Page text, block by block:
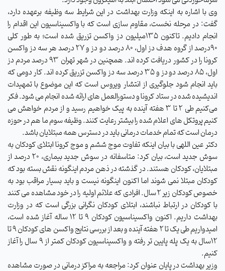
وی با اشاره به اینکه وزارت بهداشت در این شرایط سه وظیفه برعهده دارد،
گفت: در مرحله نخست، مقاوم سازی است که با واکسیناسیون این اقدام را
انجام دادیم. تاکنون 135میلیون دز واکسن تزریق شده است؛ به طور کلی
90درصد از گروه هدف دز اول، 80 درصد دو دز و 27 درصد هر سه دز واکسن
کرونا را در کشور دریافت کرده اند. همچنین در شهر تهران 93 درصد مردم دز
اول، 85 درصد دو دز و 35 درصد سه دز واکسن تزریق کرده اند. کار دومی که
باید انجام شود جلوگیری از انتشار ویروس است که این موضوع با تمهیدات
اندیشیده شده در ستاد کرونا و دستورالعمل های ارائه شده انجام می شود. فکر
می‌کنیم طی 2 تا 3 هفته آینده به پیک خواهیم رسید و از مردم خواهش می
کنیم پروتکل های اعلام شده را بیشتر رعایت کنند. وظیفه سوم ما هم در حوزه
درمان است که تمام خدمات درمانی باید در دسترس همه مبتلایان باشد.
دکتر عین اللهی با بیان اینکه تفاوت موج ششم و موج کرونا ابتلای کودکان به
سوش جدید است، بیان کرد: متاسفانه در سوش جدید بیماری، 20 درصد از
مبتلایان، کودکان هستند. در گذشته در ذهن مردم اینگونه نقش بسته بود که
کودکان مبتلا نمی شوند اما اکنون اینگونه نیست و باید بسیار مراقب بود به
خصوص کودکان زیر 2 سال. افرادی که علائم اولیه را در خود مشاهده می کنند
با کودکان در ارتباط نباشند، ابتلای کودکان نگرانی بزرگی است که در وزارت
بهداشت داریم. اکنون واکسیناسیون کودکان 9 تا 12 ساله آغاز شده است،
امیدواریم طی یک تا 2 هفته آینده و بعد از بررسی نتایج واکسن های کودکان 9 تا
12سال به یک پله پایین تر رفته و واکسیناسیون کودکان کمتر از 9 سال را آغاز
کنیم.
وزیر بهداشت در پایان عنوان کرد: مراجعه به مراکز درمانی در صورت مشاهده